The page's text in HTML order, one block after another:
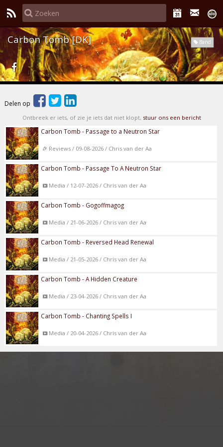
Band
Carbon Tomb [DK]
Delen op
Ontbreek er iets, of zie je iets dat niet klopt, stuur ons een bericht
Carbon Tomb - Passage to a Neutron Star
Reviews / 09-08-2026 / Chris van der Aa
Carbon Tomb - Passage To A Neutron Star
Media / 12-07-2026 / Chris van der Aa
Carbon Tomb - Gogoffmagog
Media / 21-06-2026 / Chris van der Aa
Carbon Tomb - Reversed Head Renewal
Media / 21-05-2026 / Chris van der Aa
Carbon Tomb - A Hidden Creature
Media / 23-04-2026 / Chris van der Aa
Carbon Tomb - Chanting Spells I
Media / 20-04-2026 / Chris van der Aa